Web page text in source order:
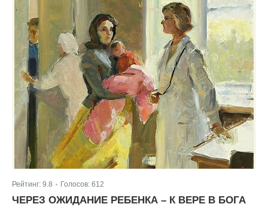
Рейтинг: 9.8 Голосов: 612
ЧЕРЕЗ ОЖИДАНИЕ РЕБЕНКА – К ВЕРЕ В БОГА